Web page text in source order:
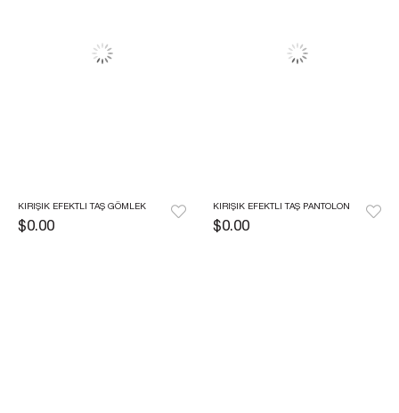
KIRIŞIK EFEKTLI TAŞ GÖMLEK
$0.00
KIRIŞIK EFEKTLI TAŞ PANTOLON
$0.00